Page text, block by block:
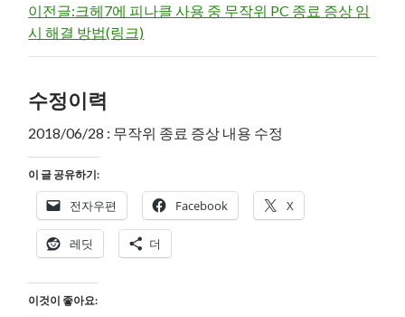
이전글:크헤7에 피나클 사용 중 무작위 PC 종료 증상 임
시 해결 방법(링크)
수정이력
2018/06/28 : 무작위 종료 증상 내용 수정
이 글 공유하기:
전자우편 Facebook X
레딧 더
이것이 좋아요: